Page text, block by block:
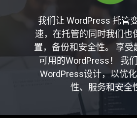
我们让 WordPress 托管
速，在托管的同时我们也
置，备份和安全性。 享受
可用的WordPress！ 我
WordPress设计，以优
性、服务和安全